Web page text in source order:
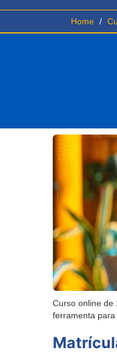
Home
Curso online de
ferramenta